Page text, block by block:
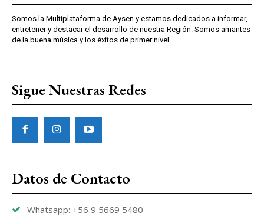
Somos la Multiplataforma de Aysen y estamos dedicados a informar,
entretener y destacar el desarrollo de nuestra Región. Somos amantes
de la buena música y los éxitos de primer nivel.
Sigue Nuestras Redes
Datos de Contacto
Whatsapp: +56 9 5669 5480